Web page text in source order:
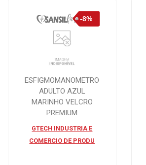
ESFIGMOMANOMETRO
ADULTO AZUL
MARINHO VELCRO
PREMIUM
GTECH INDUSTRIA E
COMERCIO DE PRODU